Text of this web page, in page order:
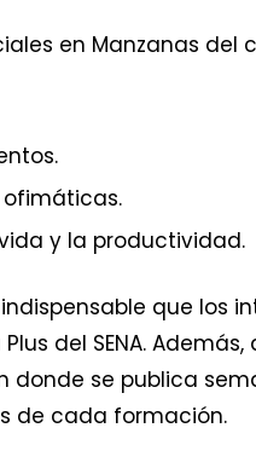
en Manzanas del
y la productividad.
que los
del SENA.
donde se publica
de cada formación.